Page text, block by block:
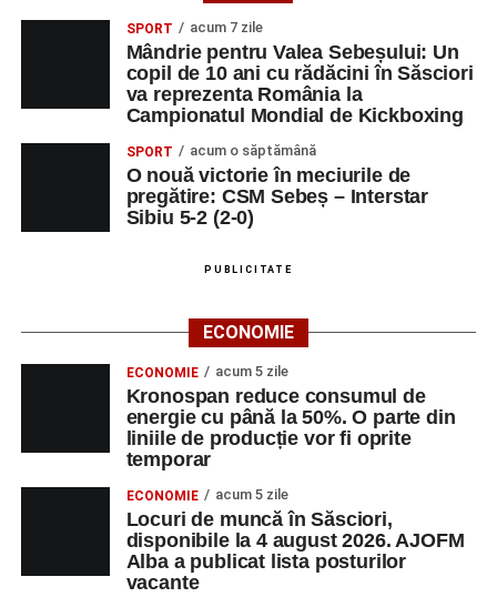
SPORT acum 7 zile
Mândrie pentru Valea Sebeșului: Un
copil de 10 ani cu rădăcini în Săsciori
va reprezenta România la
Campionatul Mondial de Kickboxing
SPORT acum o săptămână
O nouă victorie în meciurile de
pregătire: CSM Sebeș – Interstar
Sibiu 5-2 (2-0)
PUBLICITATE
ECONOMIE
ECONOMIE acum 5 zile
Kronospan reduce consumul de
energie cu până la 50%. O parte din
liniile de producție vor fi oprite
temporar
ECONOMIE acum 5 zile
Locuri de muncă în Săsciori,
disponibile la 4 august 2026. AJOFM
Alba a publicat lista posturilor
vacante